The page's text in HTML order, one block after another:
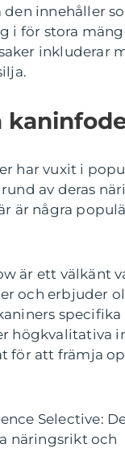
innehåller
i för stora
inkluderar
har vuxit i
av deras
är några
är ett välkänt
och erbjuder
specifika
högkvalitativa
för att främja
Selective:
näringsrikt och